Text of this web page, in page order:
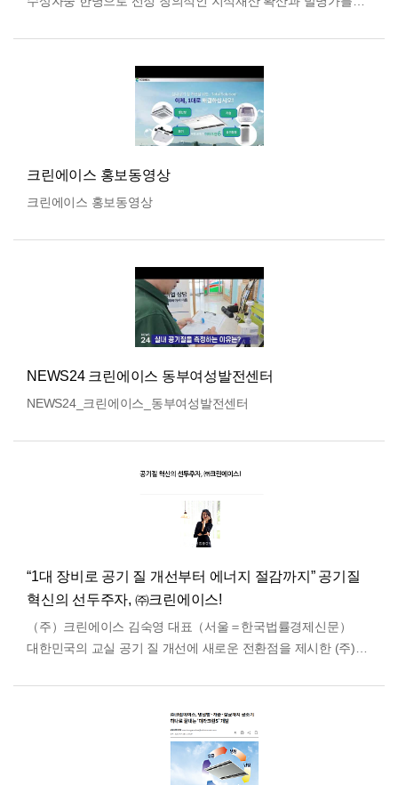
그래미가…
크린에이스 홍보동영상
크린에이스 홍보동영상
NEWS24 크린에이스 동부여성발전센터
NEWS24_크린에이스_동부여성발전센터
“1대 장비로 공기 질 개선부터 에너지 절감까지” 공기질
혁신의 선두주자, ㈜크린에이스!
（주）크린에이스 김숙영 대표（서울＝한국법률경제신문）
대한민국의 교실 공기 질 개선에 새로운 전환점을 제시한 (주)
받고 있다…